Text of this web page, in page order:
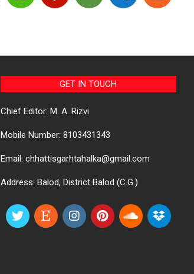
GET IN TOUCH
Chief Editor: M. A. Rizvi
Mobile Number: 8103431343
Email: chhattisgarhtahalka@gmail.com
Address: Balod, District Balod (C.G.)